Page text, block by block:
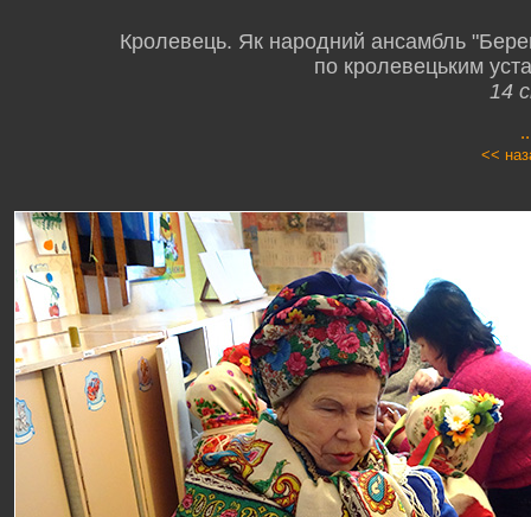
Кролевець. Як народний ансамбль
по кролевецьким
14
<<